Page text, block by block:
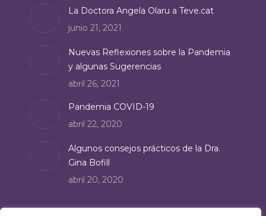
window
La Doctora Angela Olaru a Teve.cat
junio 21, 2021
Nuevas Reflexiones sobre la Pandemia
y algunas Sugerencias
abril 26, 2021
Pandemia COVID-19
abril 22, 2020
Algunos consejos prácticos de la Dra.
Gina Bofill
abril 20, 2020